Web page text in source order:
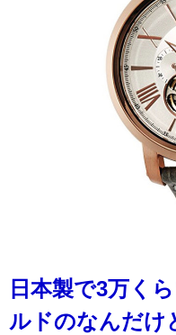
日本製で3万く
ルドのなんだけ